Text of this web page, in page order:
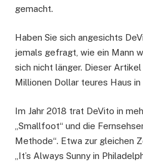
gemacht.
Haben Sie sich angesichts
jemals gefragt, wie ein Mann
sich nicht länger. Dieser
Millionen Dollar teures Haus
Im Jahr 2018 trat DeVito in
„Smallfoot“ und die
Methode“. Etwa zur gleichen
„It’s Always Sunny in